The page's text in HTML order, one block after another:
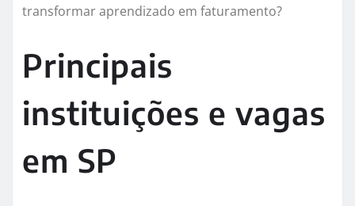
transformar aprendizado em faturamento?
Principais
instituições e vagas
em SP